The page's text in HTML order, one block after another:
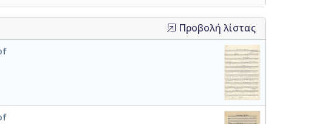
Προβολή λίστας